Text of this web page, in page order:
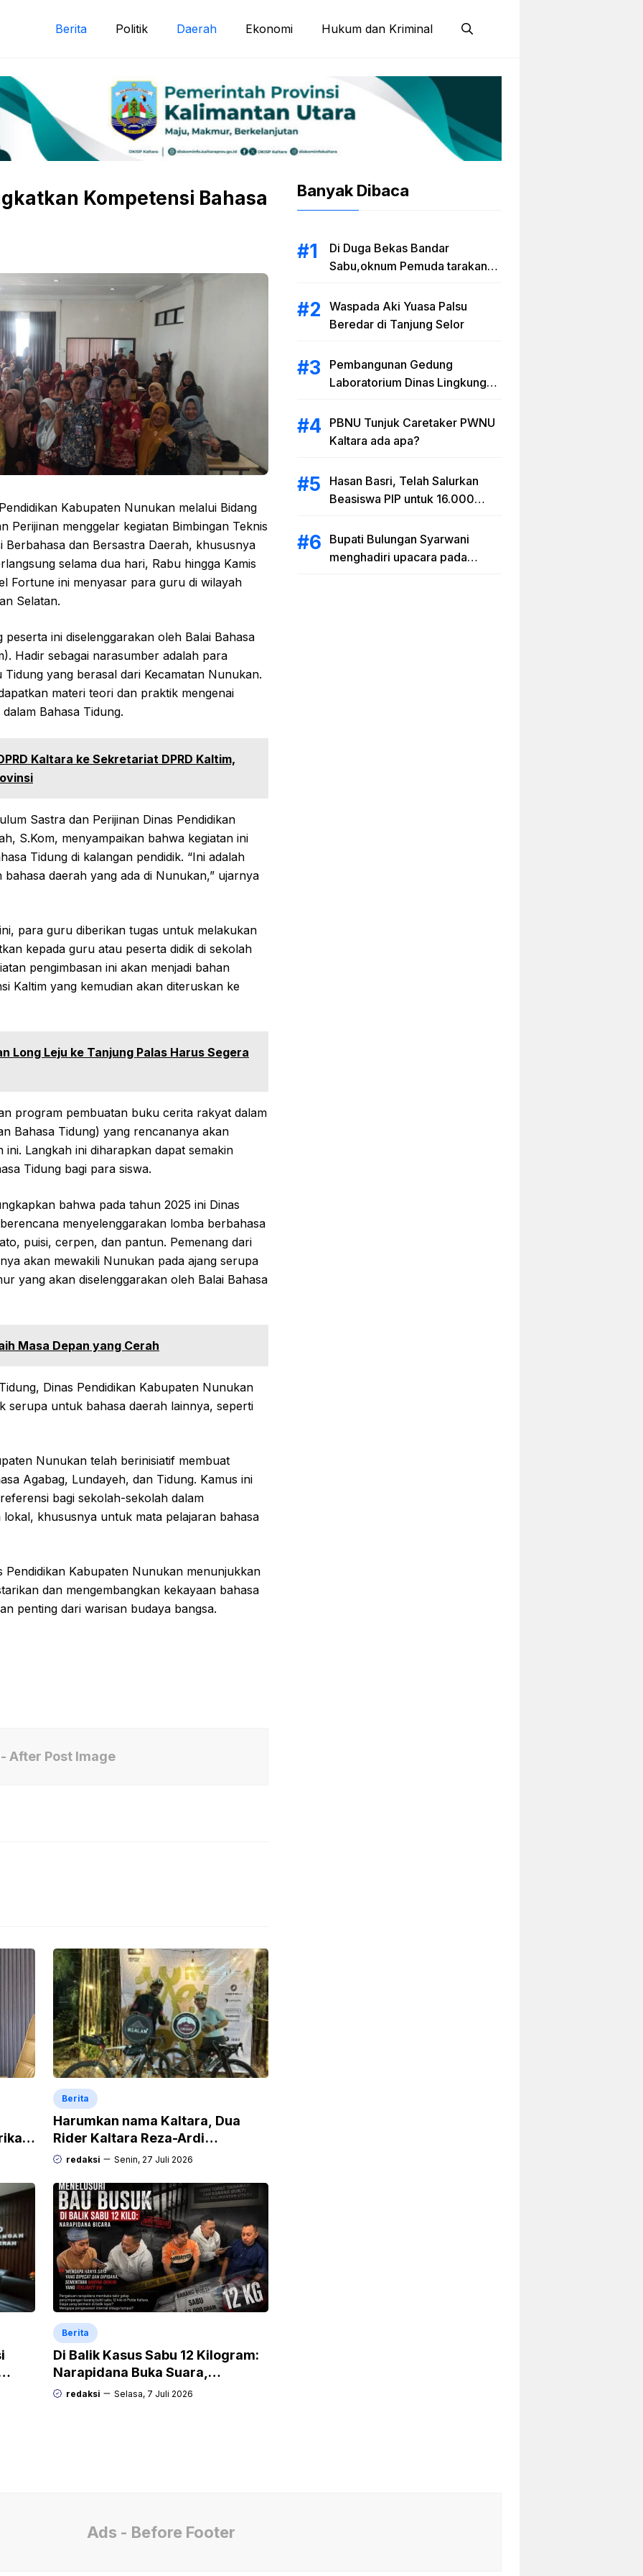
Berita Politik Daerah Ekonomi Hukum dan Kriminal
Kompetensi Bahasa
Kabupaten Nunukan melalui Bidang
Perijinan menggelar kegiatan Bimbingan Teknis
Berbahasa dan Bersastra Daerah, khususnya
selama dua hari, Rabu hingga Kamis
Fortune ini menyasar para guru di wilayah
Selatan.
ini diselenggarakan oleh Balai Bahasa
Hadir sebagai narasumber adalah para
yang berasal dari Kecamatan Nunukan.
materi teori dan praktik mengenai
Bahasa Tidung.
Kaltara ke Sekretariat DPRD Kaltim,
Sastra dan Perijinan Dinas Pendidikan
S.Kom, menyampaikan bahwa kegiatan ini
Tidung di kalangan pendidik. “Ini adalah
daerah yang ada di Nunukan,” ujarnya
para guru diberikan tugas untuk melakukan
kepada guru atau peserta didik di sekolah
pengimbasan ini akan menjadi bahan
Kaltim yang kemudian akan diteruskan ke
Long Leju ke Tanjung Palas Harus Segera
program pembuatan buku cerita rakyat dalam
Bahasa Tidung) yang rencananya akan
Langkah ini diharapkan dapat semakin
Tidung bagi para siswa.
bahwa pada tahun 2025 ini Dinas
menyelenggarakan lomba berbahasa
puisi, cerpen, dan pantun. Pemenang dari
akan mewakili Nunukan pada ajang serupa
yang akan diselenggarakan oleh Balai Bahasa
Masa Depan yang Cerah
Dinas Pendidikan Kabupaten Nunukan
serupa untuk bahasa daerah lainnya, seperti
Nunukan telah berinisiatif membuat
Agabag, Lundayeh, dan Tidung. Kamus ini
bagi sekolah-sekolah dalam
khususnya untuk mata pelajaran bahasa
Pendidikan Kabupaten Nunukan menunjukkan
dan mengembangkan kekayaan bahasa
penting dari warisan budaya bangsa.
After Post Image
Berita
Harumkan nama Kaltara, Dua
Rider Kaltara Reza-Ardi
menuntaskan tantangan ekstrem
redaksi Senin, 27 Juli 2026
Berita
Di Balik Kasus Sabu 12 Kilogram:
Narapidana Buka Suara,
“Mengapa Hanya Saya yang
redaksi Selasa, 7 Juli 2026
Banyak Dibaca
Di Duga Bekas Bandar
Sabu,oknum Pemuda tarakan
Waspada Aki Yuasa Palsu
Beredar di Tanjung Selor
Pembangunan Gedung
Laboratorium Dinas Lingkungan
sesuai RAB
PBNU Tunjuk Caretaker PWNU
Kaltara ada apa?
Hasan Basri, Telah Salurkan
Beasiswa PIP untuk 16.000
Bupati Bulungan Syarwani
menghadiri upacara pada
Ads - Before Footer